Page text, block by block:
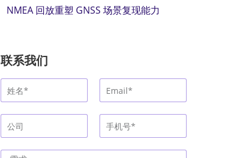
NMEA 回放重塑 GNSS 场景复现能力
联系我们